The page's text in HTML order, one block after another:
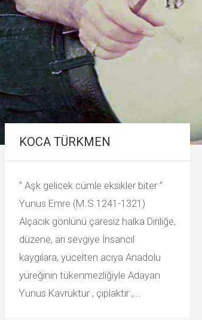
KOCA TÜRKMEN
” Aşk gelicek cümle eksikler biter ”
Yunus Emre (M.S.1241-1321)
Alçacık gönlünü çaresiz halka Diriliğe,
düzene, arı sevgiye İnsancıl
kaygılara, yücelten acıya Anadolu
yüreğinin tükenmezliğiyle Adayan
Yunus Kavruktur , çıplaktır ,...